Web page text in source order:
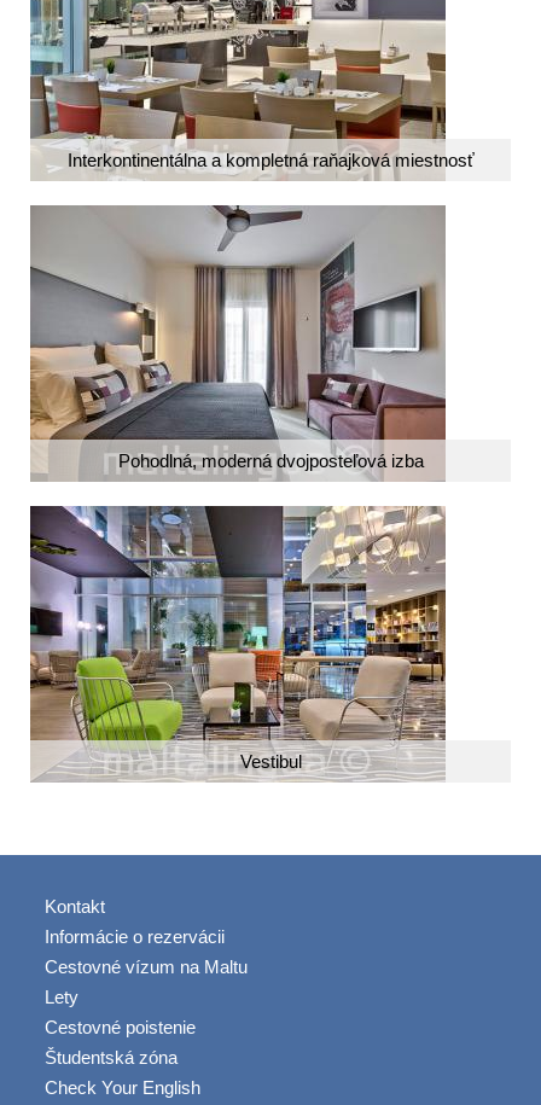
Interkontinentálna a kompletná raňajková miestnosť
Pohodlná, moderná dvojposteľová izba
Vestibul
Kontakt
Informácie o rezervácii
Cestovné vízum na Maltu
Lety
Cestovné poistenie
Študentská zóna
Check Your English